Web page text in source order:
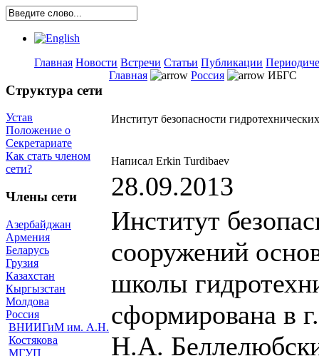
Главная Новости Встречи Статьи Публикации
Структура сети
Устав
Положение о
Секретариате
Как стать членом
сети?
Члены сети
Азербайджан
Армения
Беларусь
Грузия
Казахстан
Кыргызстан
Молдова
Россия
ВНИИГиМ им. А.Н.
Костякова
МГУП
Главная Россия ИБГС
Институт безопасности
Написал Erkin Turdibaev
28.09.2013
Институт
сооружений
школы
сформирована в
Н.А.